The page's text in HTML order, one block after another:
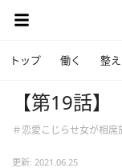
トップ 働く 整
【第19話
＃恋愛こじらせ女が相
更新: 2021.06.25